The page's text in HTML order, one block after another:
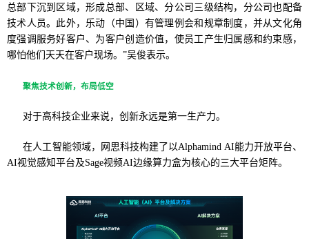
总部下沉到区域，形成总部、区域、分公司三级结构，分公司也配备
技术人员。此外，乐动（中国）有管理例会和规章制度，并从文化角
度强调服务好客户、为客户创造价值，使员工产生归属感和约束感，
哪怕他们天天在客户现场。”吴俊表示。
聚焦技术创新，布局低空
对于高科技企业来说，创新永远是第一生产力。
在人工智能领域，网思科技构建了以Alphamind AI能力开放平台、
AI视觉感知平台及Sage视频AI边缘算力盒为核心的三大平台矩阵。